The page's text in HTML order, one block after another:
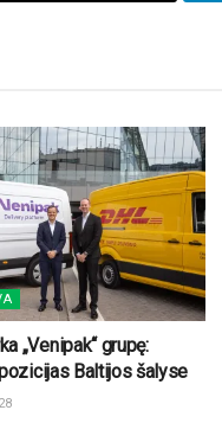
„Venipak“ grupę:
Baltijos šalyse